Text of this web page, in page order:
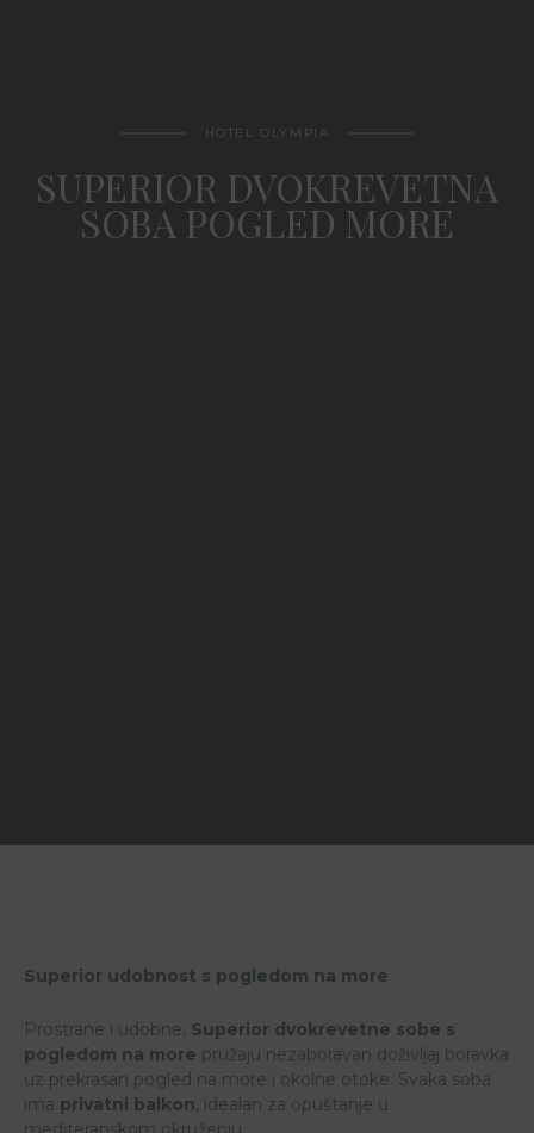
HOTEL OLYMPIA
SUPERIOR DVOKREVETNA
SOBA POGLED MORE
Superior udobnost s pogledom na more
Prostrane i udobne, Superior dvokrevetne sobe s
pogledom na more pružaju nezaboravan doživljaj boravka
uz prekrasan pogled na more i okolne otoke. Svaka soba
ima privatni balkon, idealan za opuštanje u